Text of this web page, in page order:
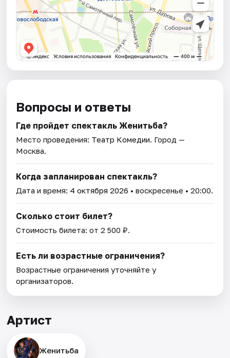
Вопросы и ответы
Где пройдет спектакль Женитьба?
Место проведения: Театр Комедии. Город —
Москва.
Когда запланирован спектакль?
Дата и время: 4 октября 2026 • воскресенье • 20:00.
Сколько стоит билет?
Стоимость билета: от 2 500 ₽.
Есть ли возрастные ограничения?
Возрастные ограничения уточняйте у
организаторов.
Артист
Женитьба